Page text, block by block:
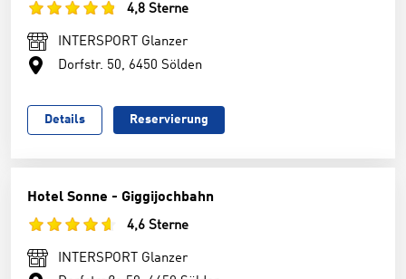
4,8 Sterne
INTERSPORT Glanzer
Dorfstr. 50, 6450 Sölden
Details Reservierung
Hotel Sonne - Giggijochbahn
4,6 Sterne
INTERSPORT Glanzer